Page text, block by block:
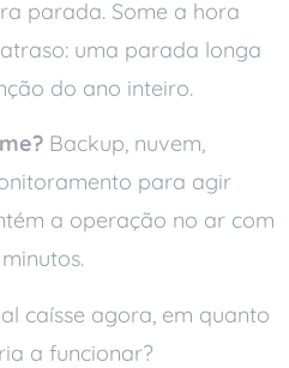
parada. Some a hora
uma parada longa
do ano inteiro.
Backup, nuvem,
para agir
a operação no ar com
caísse agora, em quanto
a funcionar?